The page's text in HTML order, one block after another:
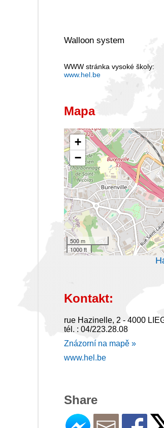
Walloon system
WWW stránka vysoké školy:
www.hel.be
Mapa
+
−
500 m
1000 ft
Kontakt:
rue Hazinelle, 2 - 4000
tél. : 04/223.28.08
Znázorní na mapě »
www.hel.be
Share